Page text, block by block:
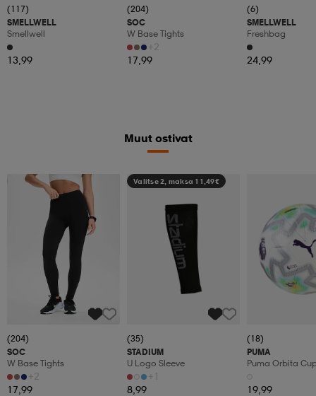
(117)
SMELLWELL
Smellwell
13,99
(204)
SOC
W Base Tights
+2
17,99
(6)
SMELLWELL
Freshbag
24,99
Muut ostivat
Katso hintaa
(204)
SOC
W Base Tights
+2
17,99
Valitse 2, maksa 11,49€
(35)
STADIUM
U Logo Sleeve
+1
8,99
(18)
PUMA
Puma Orbita
19,99